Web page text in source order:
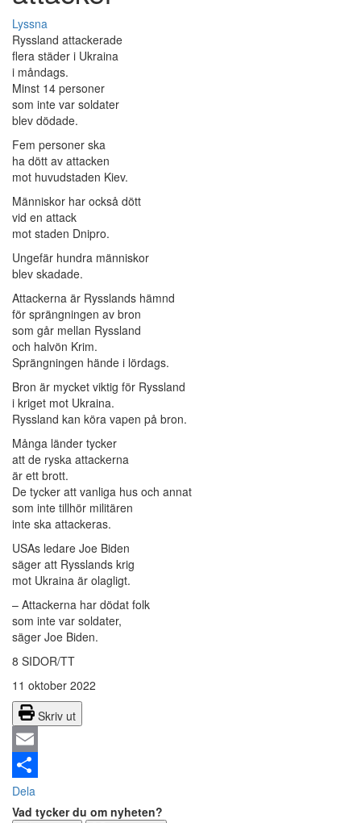
Lyssna
Ryssland attackerade
flera städer i Ukraina
i måndags.
Minst 14 personer
som inte var soldater
blev dödade.
Fem personer ska
ha dött av attacken
mot huvudstaden Kiev.
Människor har också dött
vid en attack
mot staden Dnipro.
Ungefär hundra människor
blev skadade.
Attackerna är Rysslands hämnd
för sprängningen av bron
som går mellan Ryssland
och halvön Krim.
Sprängningen hände i lördags.
Bron är mycket viktig för Ryssland
i kriget mot Ukraina.
Ryssland kan köra vapen på bron.
Många länder tycker
att de ryska attackerna
är ett brott.
De tycker att vanliga hus och annat
som inte tillhör militären
inte ska attackeras.
USAs ledare Joe Biden
säger att Rysslands krig
mot Ukraina är olagligt.
– Attackerna har dödat folk
som inte var soldater,
säger Joe Biden.
8 SIDOR/TT
11 oktober 2022
Skriv ut
Email
Dela
Vad tycker du om nyheten?